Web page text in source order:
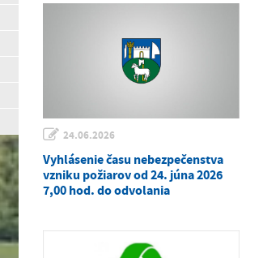
24.06.2026
Vyhlásenie času nebezpečenstva
vzniku požiarov od 24. júna 2026
7,00 hod. do odvolania